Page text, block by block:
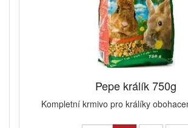
Pepe králík 750g
Kompletní krmivo pro králíky